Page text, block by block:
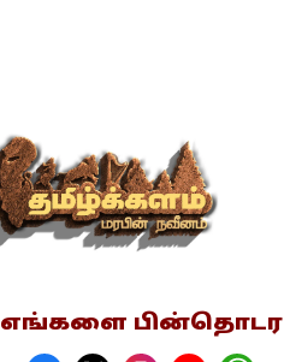
எங்களை பின்தொடர